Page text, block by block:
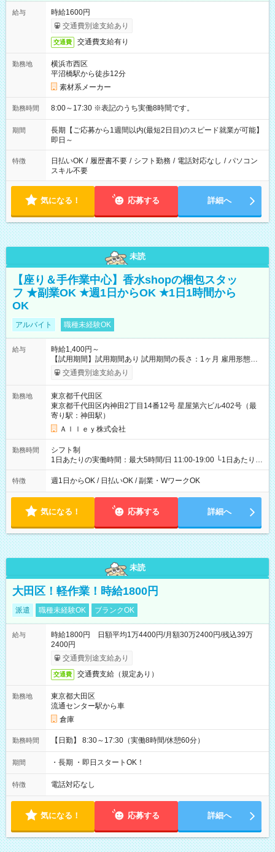
給与
時給1600円
交通費別途支給あり
交通費 交通費支給有り
勤務地
横浜市西区
平沼橋駅から徒歩12分
素材系メーカー
勤務時間 8:00～17:30 ※表記のうち実働8時間です。
期間
長期【ご応募から1週間以内(最短2日目)のスピード就業が可能】
即日～
特徴 日払いOK / 履歴書不要 / シフト勤務 / 電話対応なし / パソコン
スキル不要
気になる！ 応募する 詳細へ
未読
【座り＆手作業中心】香水shopの梱包スタッ
フ ★副業OK ★週1日からOK ★1日1時間から
OK
アルバイト 職種未経験OK
給与
時給1,400円～
【試用期間】試用期間あり 試用期間の長さ：1ヶ月 雇用形態、
給与は本採用時と同じです。
交通費別途支給あり
勤務地
東京都千代田区
東京都千代田区内神田2丁目14番12号 星屋第六ビル402号（最
寄り駅：神田駅）
Ａｌｌｅｙ株式会社
勤務時間
シフト制
1日あたりの実働時間：最大5時間/日 11:00-19:00 └1日あたりの
実働時間：1-5時間 └上記の時間帯内であれば、いつでも勤務可
能！ └平日・土曜日の中で、お好きな曜日でご勤務いただけま
18:00 などのように、自由な働き方が可能なお仕事です！
特徴 週1日からOK / 日払いOK / 副業・WワークOK
気になる！ 応募する 詳細へ
未読
大田区！軽作業！時給1800円
派遣 職種未経験OK ブランクOK
給与
時給1800円 日額平均1万4400円/月額30万2400円/残込39万
2400円
交通費別途支給あり
交通費 交通費支給（規定あり）
勤務地
東京都大田区
流通センター駅から車
倉庫
勤務時間 【日勤】 8:30～17:30（実働8時間/休憩60分）
期間 ・長期 ・即日スタートOK！
特徴 電話対応なし
気になる！ 応募する 詳細へ